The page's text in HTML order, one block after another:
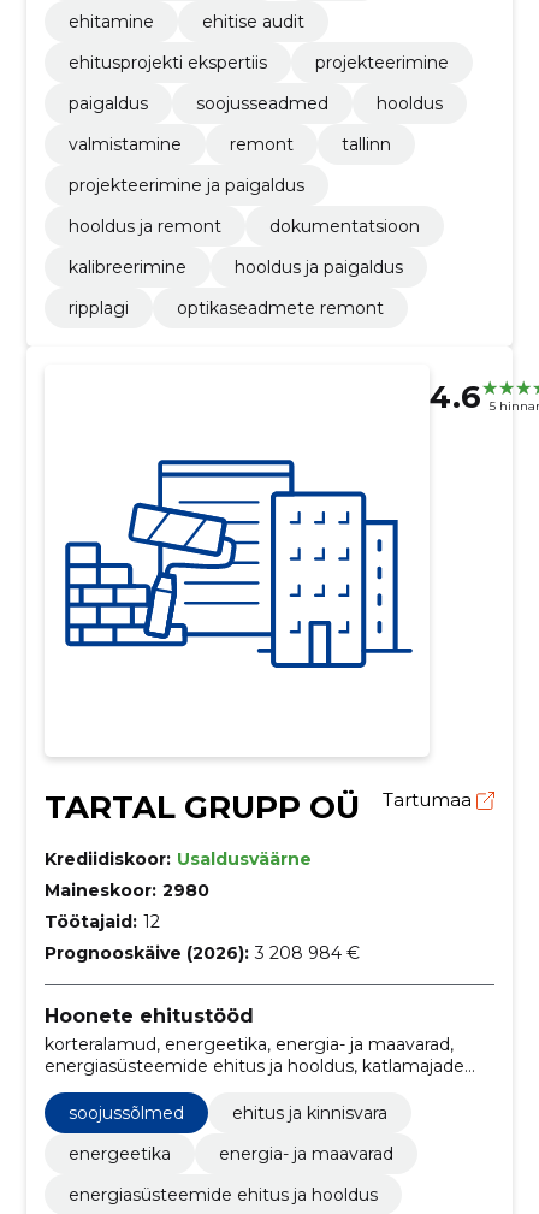
ehitamine
ehitise audit
ehitusprojekti ekspertiis
projekteerimine
paigaldus
soojusseadmed
hooldus
valmistamine
remont
tallinn
projekteerimine ja paigaldus
hooldus ja remont
dokumentatsioon
kalibreerimine
hooldus ja paigaldus
ripplagi
optikaseadmete remont
4.6 5
TARTAL GRUPP OÜ Tartumaa
Krediidiskoor: Usaldusväärne
Maineskoor: 2980
Töötajaid: 12
Prognooskäive (2026): 3 208 984 €
Hoonete ehitustööd
korteralamud, energeetika, energia- ja maavarad,
energiasüsteemide ehitus ja hooldus, katlamajade
rajamine ja hooldus, küte, küttelahendused, maavarad
ja loodusressursid, seadmed ja masinad,
Torusüsteemi paigaldamine
soojussõlmed
ehitus ja kinnisvara
energeetika
energia- ja maavarad
energiasüsteemide ehitus ja hooldus